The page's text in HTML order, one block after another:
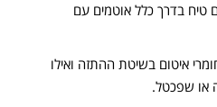
טיח בדרך כלל אוטמים עם
איטום בשיטת ההתזה ואילו
או שפכטל.